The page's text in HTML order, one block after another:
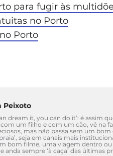
para fugir às
no Porto
Porto
Peixoto
dream it, you can do it’: é assim
com um filho e com um cão, vê na
mas não passa sem um
praia’, seja em canais mais
bom filme, uma viagem dentro ou
anda sempre ‘à caça’ das últimas